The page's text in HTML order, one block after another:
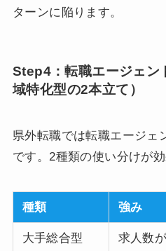
ターンに陥ります。
Step4：転職エージェン
域特化型の2本立て）
県外転職では転職エージェ
です。2種類の使い分けが効
種類 強み
大手総合型
求人数